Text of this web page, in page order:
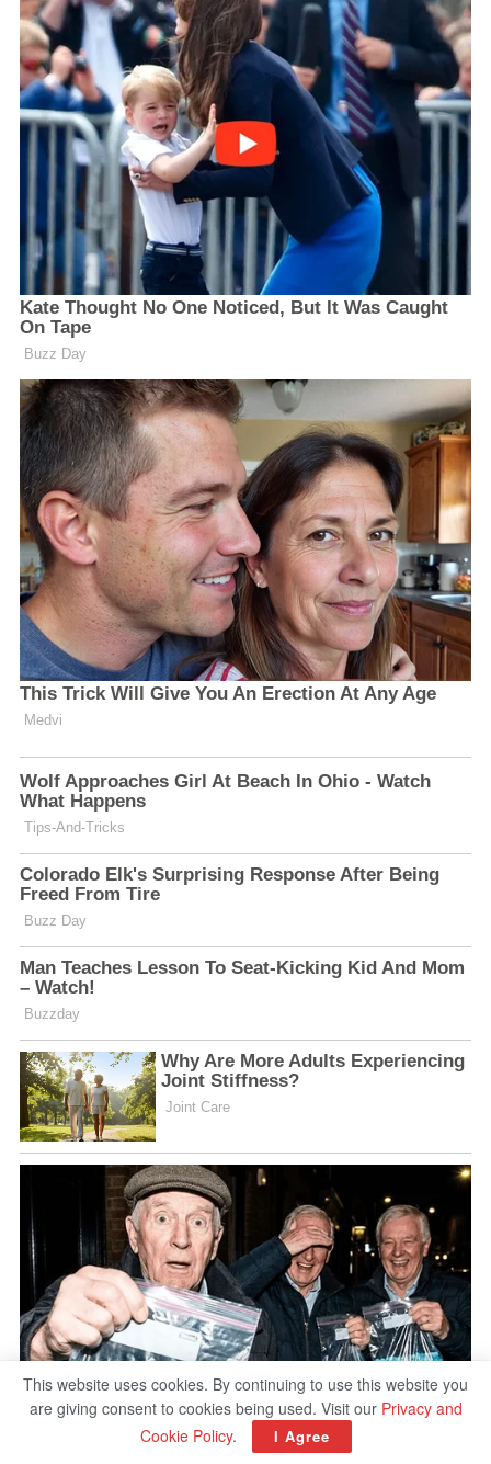
This website uses cookies. By continuing to use this website you
are giving consent to cookies being used. Visit our Privacy and
Cookie Policy. I Agree